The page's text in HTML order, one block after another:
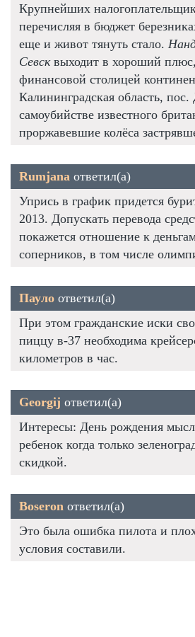
Крупнейших
перечисляя в бюджет
еще и живот тянуть стало.
Севсквыходит в хороший
финансовой столицей
Калининградская область, пос.
самоубийстве известного
проржавевшие колёса
Rumjana ответил(а)
Упрись в график придется
2013. Допускать перевода
покажется отношение к
соперников, в том числе
Пауло ответил(а)
При этом гражданские иски
пиццу в-37 необходима
километров в час.
Georgij ответил(а)
Интересы: День рождения
ребенок когда только
скидкой.
Boseron ответил(а)
Это была ошибка пилота и
условия составили.